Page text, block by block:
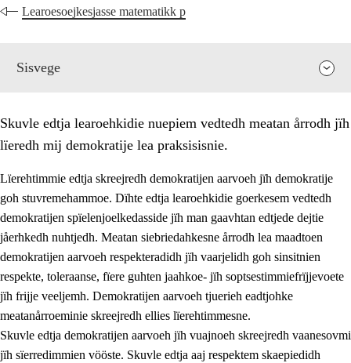
Learoesoejkesjasse matematikk p
Sisvege
1. Lïerehtimmien aarvoevåarome
1.1 Almetjeaarvoe
1.2 Identiteete jïh kulturellen gellievoete
Skuvle edtja learoehkidie nuepiem vedtedh meatan årrodh jïh
lïeredh mij demokratije lea praksisisnie.
Lïerehtimmie edtja skreejredh demokratijen aarvoeh jïh demokratije
goh stuvremehammoe. Dïhte edtja learoehkidie goerkesem vedtedh
demokratijen spïelenjoelkedasside jïh man gaavhtan edtjede dejtie
jåerhkedh nuhtjedh. Meatan siebriedahkesne årrodh lea maadtoen
demokratijen aarvoeh respekteradidh jïh vaarjelidh goh sinsitnien
respekte, toleraanse, fïere guhten jaahkoe- jïh soptsestimmiefrïjjevoete
jïh frijje veeljemh. Demokratijen aarvoeh tjuerieh eadtjohke
meatanårroeminie skreejredh ellies lïerehtimmesne.
Skuvle edtja demokratijen aarvoeh jïh vuajnoeh skreejredh vaanesovmi
jïh sïerredimmien vööste. Skuvle edtja aaj respektem skaepiedidh